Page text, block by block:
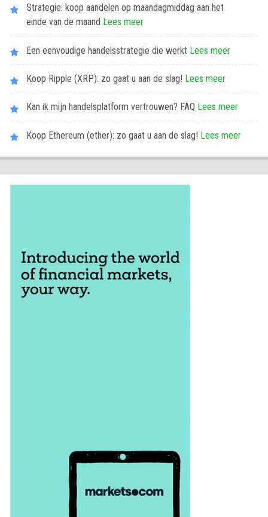
Strategie: koop aandelen op maandagmiddag aan het
einde van de maand Lees meer
Een eenvoudige handelsstrategie die werkt Lees meer
Koop Ripple (XRP): zo gaat u aan de slag! Lees meer
Kan ik mijn handelsplatform vertrouwen? FAQ Lees meer
Koop Ethereum (ether): zo gaat u aan de slag! Lees meer